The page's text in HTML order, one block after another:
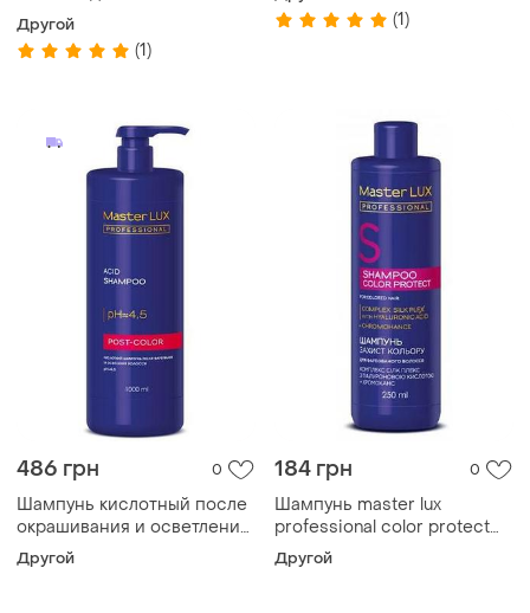
волос с дозатором master
lux professional, 1000 мл
Другой
(1)
100 мл
(1)
486 грн 0
Шампунь кислотный после
окрашивания и осветления
волос post color master lux
1000 мл
Другой
184 грн 0
Шампунь master lux
professional сolor protect
для окрашенных волос
защита цвета 250 мл
Другой